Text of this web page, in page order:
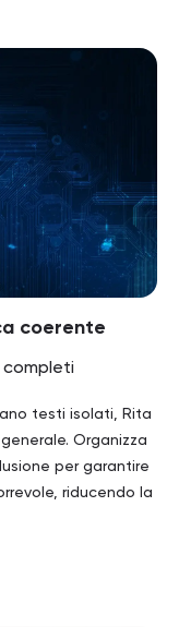
coerente
completi
testi isolati, Rita
Organizza
per garantire
riducendo la